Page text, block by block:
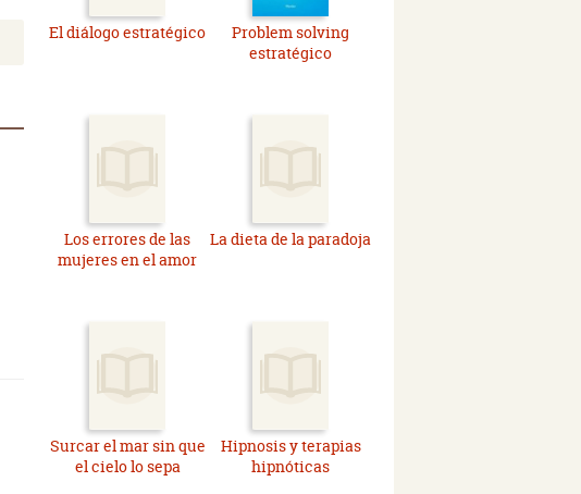
El diálogo estratégico
Problem solving
estratégico
Los errores de las
mujeres en el amor
La dieta de la paradoja
Surcar el mar sin que
el cielo lo sepa
Hipnosis y terapias
hipnóticas